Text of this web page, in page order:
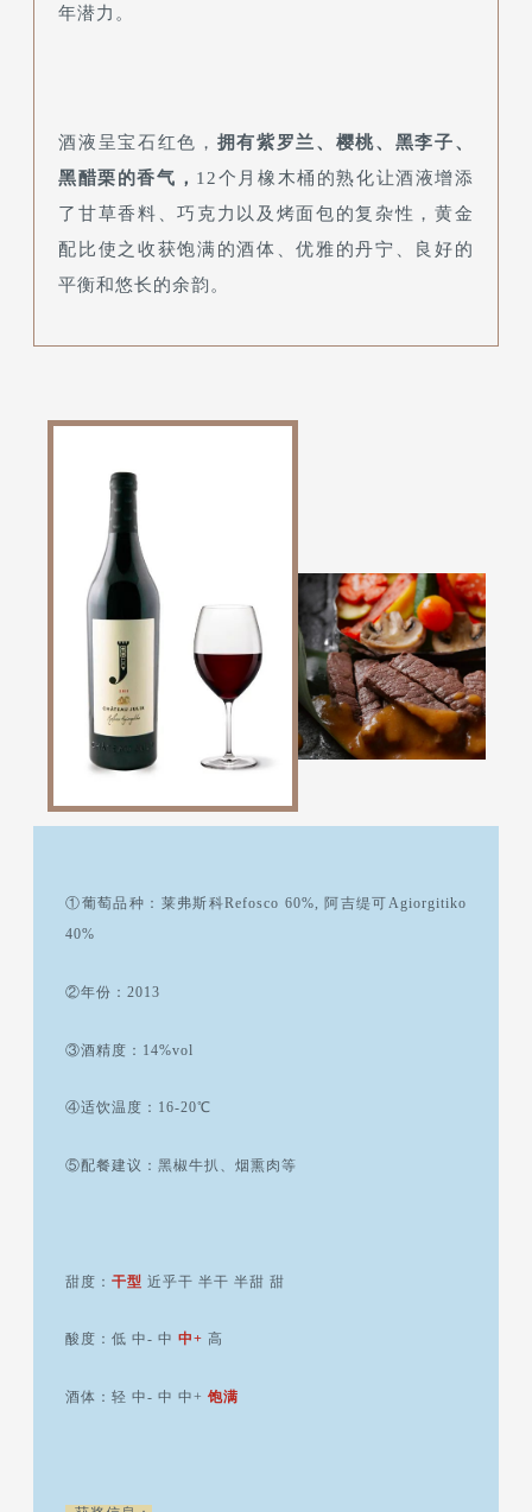
年潜力。
酒液呈宝石红色， 拥有紫罗兰、樱桃、黑李子、
黑醋栗的香气， 12个月橡木桶的熟化让酒液增添
了甘草香料、巧克力以及烤面包的复杂性，黄金
配比使之收获饱满的酒体、优雅的丹宁、良好的
平衡和悠长的余韵。
①葡萄品种：莱弗斯科Refosco 60%, 阿吉缇可Agiorgitiko
40%
②年份：2013
③酒精度：14%vol
④适饮温度：16-20℃
⑤配餐建议：黑椒牛扒、烟熏肉等
甜度：干型 近乎干 半干 半甜 甜
酸度：低 中- 中中+ 高
酒体：轻 中- 中 中+饱满